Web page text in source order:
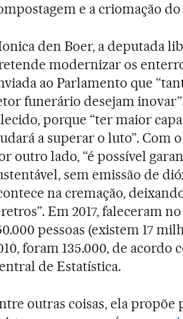
e a criomação do
den Boer, a deputada
modernizar os
ao Parlamento que
funerário desejam
porque “ter maior
a superar o luto”. Com
outro lado, “é possível
sem emissão de
na cremação,
Em 2017, faleceram
pessoas (existem 17
foram 135.000, de acordo
de Estatística.
outras coisas, ela propõe